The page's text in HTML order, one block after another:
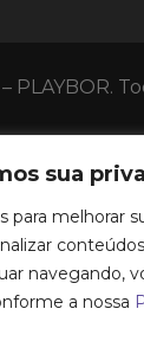
sua
para melhorar
navegando,
a nossa
PLAYBOR.